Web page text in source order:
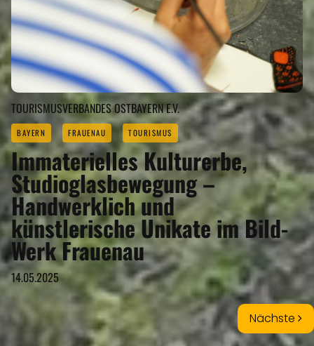
TOURISMUSVERBANDES OSTBAYERN E.V.
BAYERN FRAUENAU TOURISMUS
Immaterielles Kulturerbe,
Studioglasbewegung –
Handwerklich und
künstlerische Unikate im Bild-
Werk Frauenau
14.05.2025
Nächste